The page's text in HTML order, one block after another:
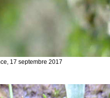
17 septembre 2017